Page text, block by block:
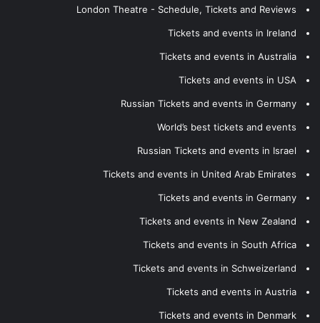
London Theatre - Schedule, Tickets and Reviews
Tickets and events in Ireland
Tickets and events in Australia
Tickets and events in USA
Russian Tickets and events in Germany
World’s best tickets and events
Russian Tickets and events in Israel
Tickets and events in United Arab Emirates
Tickets and events in Germany
Tickets and events in New Zealand
Tickets and events in South Africa
Tickets and events in Schweizerland
Tickets and events in Austria
Tickets and events in Denmark